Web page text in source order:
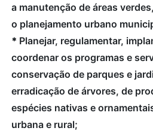
a manutenção de áreas
o planejamento urbano
* Planejar, regulamentar,
coordenar os programas e
conservação de parques e
erradicação de árvores, de
espécies nativas e
urbana e rural;